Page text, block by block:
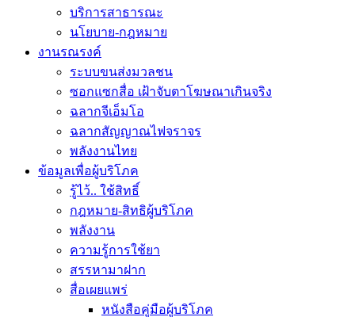
บริการสาธารณะ
นโยบาย-กฎหมาย
งานรณรงค์
ระบบขนส่งมวลชน
ซอกแซกสื่อ เฝ้าจับตาโฆษณาเกินจริง
ฉลากจีเอ็มโอ
ฉลากสัญญาณไฟจราจร
พลังงานไทย
ข้อมูลเพื่อผู้บริโภค
รู้ไว้.. ใช้สิทธิ์
กฎหมาย-สิทธิผู้บริโภค
พลังงาน
ความรู้การใช้ยา
สรรหามาฝาก
สื่อเผยแพร่
หนังสือคู่มือผู้บริโภค